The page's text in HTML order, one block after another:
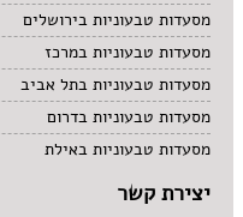
מסעדות טבעוניות בירושלים
מסעדות טבעוניות במרכז
מסעדות טבעוניות בתל אביב
מסעדות טבעוניות בדרום
מסעדות טבעוניות באילת
יצירת קשר